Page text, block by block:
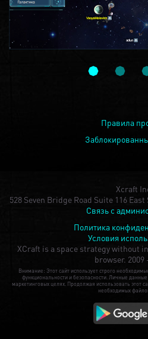
Правила
Xcraft
528 Seven Bridge Road Suite 116
Связь с
Политика
Условия
XCraft is a space strategy without
browser. 2009
Внимание: Этот сайт использует строго
функциональности и безопасности. Личные
маркетинговых целях. Продолжая использовать этот
необходимых